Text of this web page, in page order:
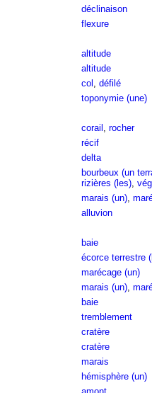
déclinaison
flexure
altitude
altitude
col , défilé
toponymie (une)
corail , rocher
récif
delta
bourbeux (un
rizières (les),
marais (un),
alluvion
baie
écorce terrestre
marécage (un)
marais (un),
baie
tremblement
cratère
cratère
marais
hémisphère (un)